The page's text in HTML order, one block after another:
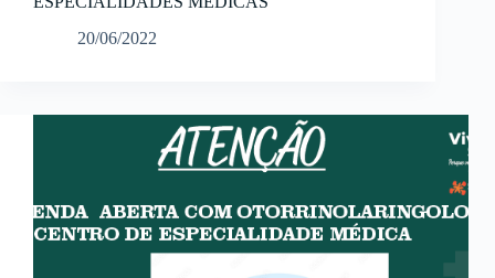
20/06/2022